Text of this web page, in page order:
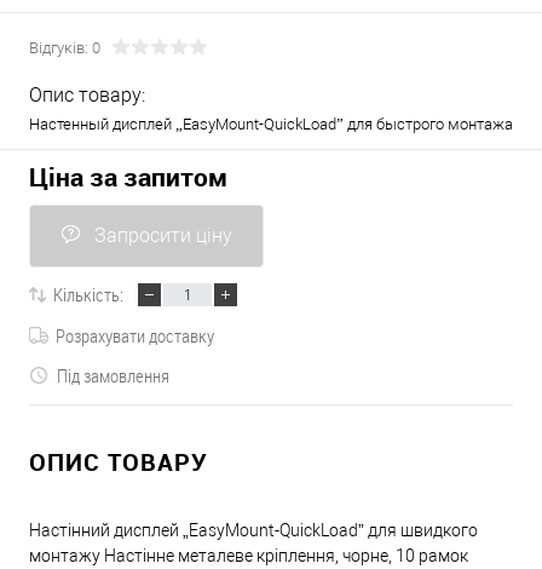
Відгуків: 0
Опис товару:
Настенный дисплей „EasyMount-QuickLoad” для быстрого монтажа
Ціна за запитом
Запросити ціну
Кількість:
Розрахувати доставку
Під замовлення
ОПИС ТОВАРУ
Настінний дисплей „EasyMount-QuickLoad” для швидкого
монтажу Настінне металеве кріплення, чорне, 10 рамок